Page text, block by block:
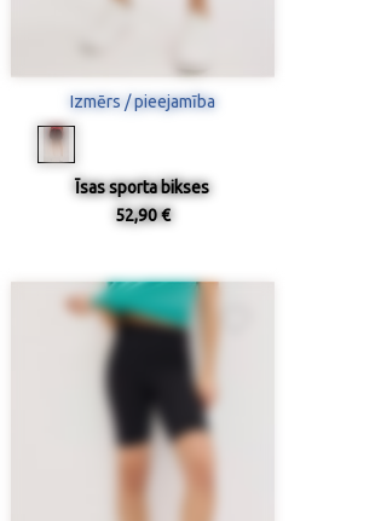
Izmērs / pieejamība
Īsas sporta bikses
52,90 €